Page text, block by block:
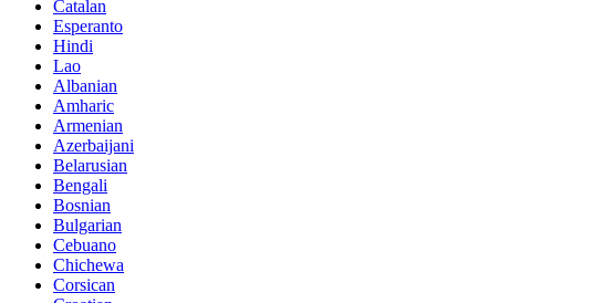
Catalan
Esperanto
Hindi
Lao
Albanian
Amharic
Armenian
Azerbaijani
Belarusian
Bengali
Bosnian
Bulgarian
Cebuano
Chichewa
Corsican